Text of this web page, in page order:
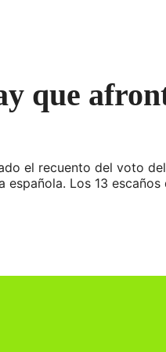
que
el recuento del voto
Los 13 escaños